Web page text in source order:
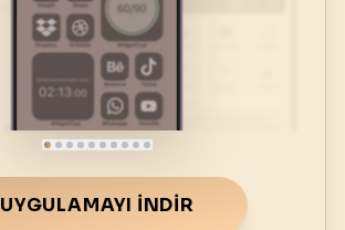
UYGULAMAYI İNDIR